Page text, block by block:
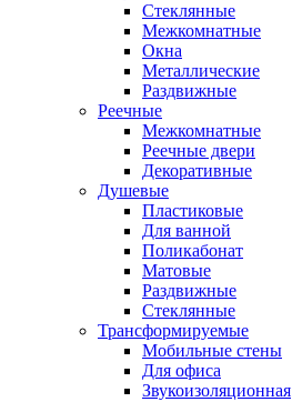
Стеклянные
Межкомнатные
Окна
Металлические
Раздвижные
Реечные
Межкомнатные
Реечные двери
Декоративные
Душевые
Пластиковые
Для ванной
Поликабонат
Матовые
Раздвижные
Стеклянные
Трансформируемые
Мобильные стены
Для офиса
Звукоизоляционная